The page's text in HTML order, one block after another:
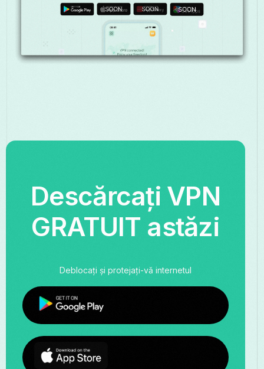
Descărcați VPN
GRATUIT astăzi
Deblocați și protejați-vă internetul